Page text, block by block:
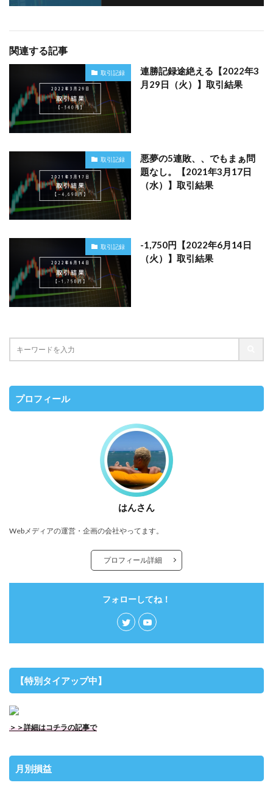
関連する記事
取引記録
連勝記録途絶える【2022年3
月29日（火）】取引結果
取引記録
悪夢の5連敗、、でもまぁ問
題なし。【2021年3月17日
（水）】取引結果
取引記録
-1,750円【2022年6月14日
（火）】取引結果
プロフィール
はんさん
Webメディアの運営・企画の会社やってます。
プロフィール詳細
フォローしてね！
【特別タイアップ中】
＞＞詳細はコチラの記事で
月別損益